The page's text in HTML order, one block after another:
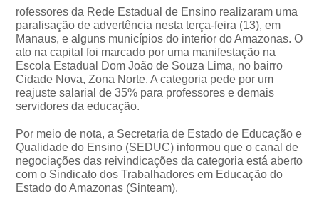
rofessores da Rede Estadual de Ensino realizaram uma
paralisação de advertência nesta terça-feira (13), em
Manaus, e alguns municípios do interior do Amazonas. O
ato na capital foi marcado por uma manifestação na
Escola Estadual Dom João de Souza Lima, no bairro
Cidade Nova, Zona Norte. A categoria pede por um
reajuste salarial de 35% para professores e demais
servidores da educação.
Por meio de nota, a Secretaria de Estado de Educação e
Qualidade do Ensino (SEDUC) informou que o canal de
negociações das reivindicações da categoria está aberto
com o Sindicato dos Trabalhadores em Educação do
Estado do Amazonas (Sinteam).